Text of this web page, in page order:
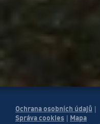
Ochrana osobních údajů
Správa cookies
Mapa